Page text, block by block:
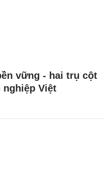
vững - hai trụ cột
Việt